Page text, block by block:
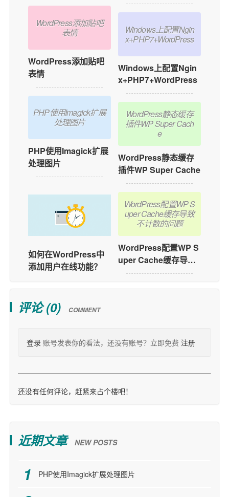
WordPress添加贴吧
表情
WordPress添加贴吧
表情
PHP使用Imagick扩展
处理图片
PHP使用Imagick扩展
处理图片
如何在WordPress中
添加用户在线功能？
Windows上配置Ngin
x+PHP7+WordPress
Windows上配置Ngin
x+PHP7+WordPress
WordPress静态缓存
插件WP Super Cach
e
WordPress静态缓存
插件WP Super Cache
WordPress配置WP S
uper Cache缓存导致
不计数的问题
WordPress配置WP S
uper Cache缓存导致
不计数的问题
评论 (0) COMMENT
登录 账号发表你的看法，还没有账号？立即免费 注册
还没有任何评论，赶紧来占个楼吧！
近期文章 NEW POSTS
PHP使用Imagick扩展处理图片